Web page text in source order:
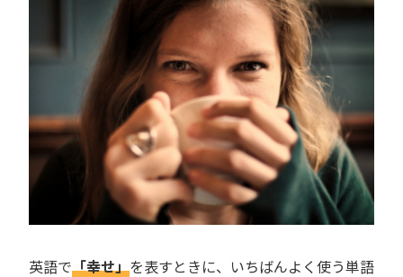
英語で「幸せ」を表すときに、いちばんよく使う単語